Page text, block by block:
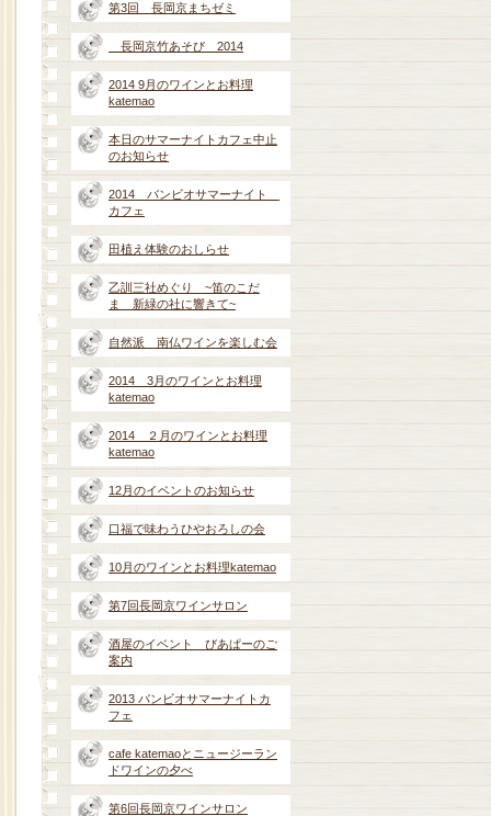
第3回 長岡京まちゼミ
長岡京竹あそび 2014
2014 9月のワインとお料理
katemao
本日のサマーナイトカフェ中止
のお知らせ
2014 バンビオサマーナイト
カフェ
田植え体験のおしらせ
乙訓三社めぐり ~笛のこだ
ま 新緑の社に響きて~
自然派 南仏ワインを楽しむ会
2014 3月のワインとお料理
katemao
2014 ２月のワインとお料理
katemao
12月のイベントのお知らせ
口福で味わうひやおろしの会
10月のワインとお料理katemao
第7回長岡京ワインサロン
酒屋のイベント びあぱーのご
案内
2013 バンビオサマーナイトカ
フェ
cafe katemaoとニュージーラン
ドワインの夕べ
第6回長岡京ワインサロン